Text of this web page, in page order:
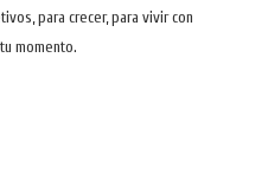
para crecer, para vivir con
momento.